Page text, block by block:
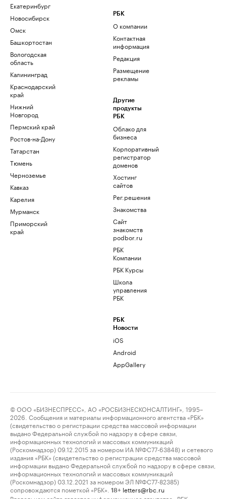
Екатеринбург
Новосибирск
Омск
Башкортостан
Вологодская
область
Калининград
Краснодарский
край
Нижний
Новгород
Пермский край
Ростов-на-Дону
Татарстан
Тюмень
Черноземье
Кавказ
Карелия
Мурманск
Приморский
край
РБК
О компании
Контактная
информация
Редакция
Размещение
рекламы
Другие
продукты
РБК
Облако для
бизнеса
Корпоративный
регистратор
доменов
Хостинг
сайтов
Рег.решения
Знакомства
Сайт
знакомств
podbor.ru
РБК
Компании
РБК Курсы
Школа
управления
РБК
РБК
Новости
iOS
Android
AppGallery
© ООО «БИЗНЕСПРЕСС», АО «РОСБИЗНЕСКОНСАЛТИНГ», 1995–
2026. Сообщения и материалы информационного агентства «РБК»
(свидетельство о регистрации средства массовой информации
выдано Федеральной службой по надзору в сфере связи,
информационных технологий и массовых коммуникаций
(Роскомнадзор) 09.12.2015 за номером ИА №ФС77-63848) и сетевого
издания «РБК» (свидетельство о регистрации средства массовой
информации выдано Федеральной службой по надзору в сфере связи,
информационных технологий и массовых коммуникаций
(Роскомнадзор) 03.12.2021 за номером ЭЛ №ФС77-82385)
сопровождаются пометкой «РБК».
18+ letters@rbc.ru